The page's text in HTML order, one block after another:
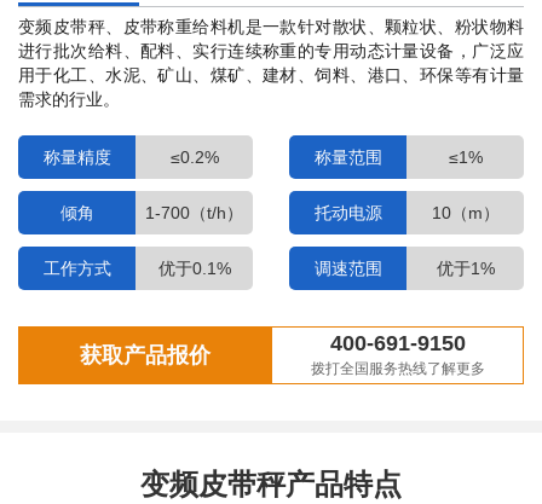
变频皮带秤、皮带称重给料机是一款针对散状、颗粒状、粉状物料
进行批次给料、配料、实行连续称重的专用动态计量设备，广泛应
用于化工、水泥、矿山、煤矿、建材、饲料、港口、环保等有计量
需求的行业。
称量精度 ≤0.2% 称量范围 ≤1%
倾角 1-700（t/h） 托动电源 10（m）
工作方式 优于0.1% 调速范围 优于1%
获取产品报价 400-691-9150
拨打全国服务热线了解更多
变频皮带秤产品特点